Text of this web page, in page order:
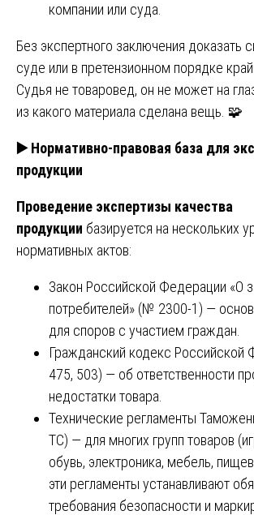
компании или суда.
Без экспертного заключения доказать
суде или в претензионном порядке
Судья не товаровед, он не может на
из какого материала сделана вещь. 🧩
▶️Нормативно-правовая база для
продукции
Проведение экспертизы качества
продукции базируется на нескольких
нормативных актов:
Закон Российской Федерации «О
потребителей» (№ 2300-1) —
для споров с участием граждан.
Гражданский кодекс Российской
475, 503) — об ответственности
недостатки товара.
Технические регламенты
ТС) — для многих групп товаров
обувь, электроника, мебель,
эти регламенты устанавливают
требования безопасности и